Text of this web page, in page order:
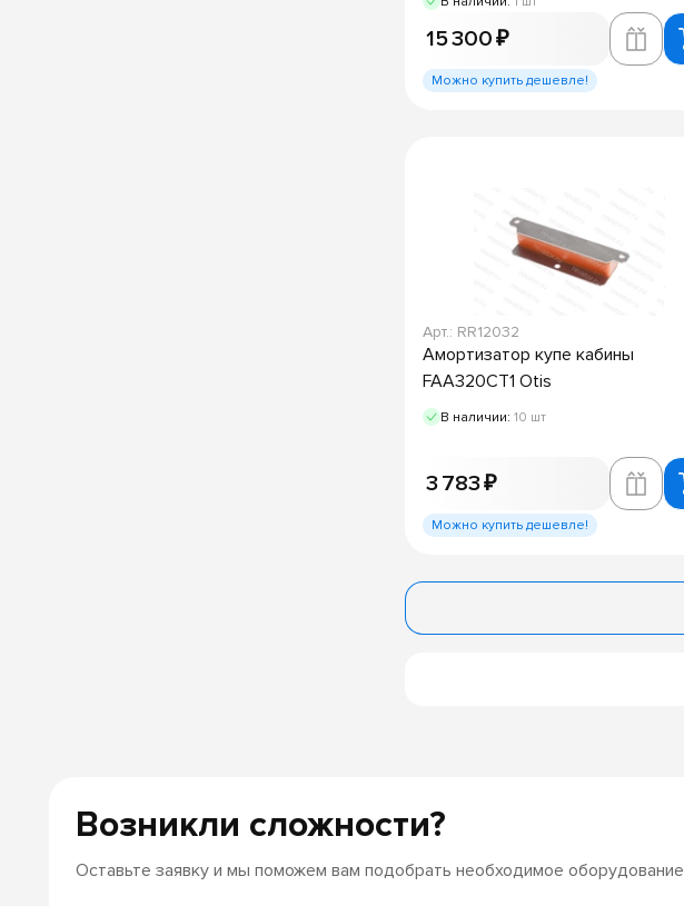
15 300 ₽
Можно купить дешевле!
Арт.: RR12032
Амортизатор купе кабины
FAA320CT1 Otis
В наличии: 10 шт
3 783 ₽
Можно купить дешевле!
Возникли сложности?
Оставьте заявку и мы поможем вам подобрать необходимое оборудование